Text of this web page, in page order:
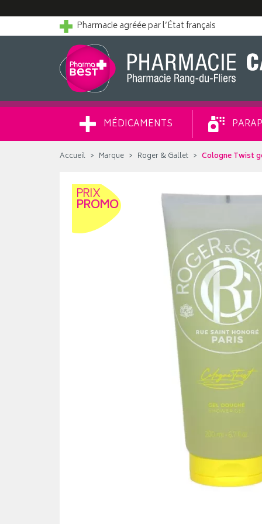
Pharmacie agréée par l’État français
MÉDICAMENTS
Accueil Marque Roger & Gallet Cologne Twist
PRIX
PROMO